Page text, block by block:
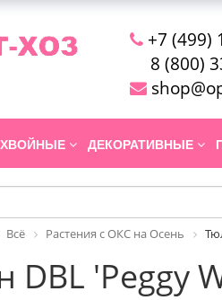
+7 (499)
8 (800)
ХВОЙНЫЕ ДЕКОРАТИВНЫЕ
Всё Растения с ОКС на Осень
DBL 'Peggy